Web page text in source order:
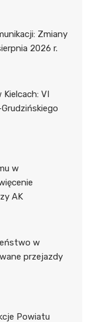
Zmiany
2026 r.
VI
w
AK
w
przejazdy
Powiatu